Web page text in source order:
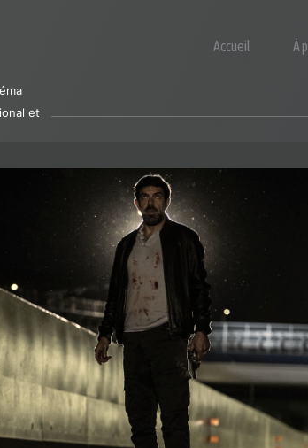
Accueil À
et